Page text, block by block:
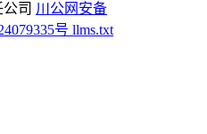
司 川公网安备
号 llms.txt